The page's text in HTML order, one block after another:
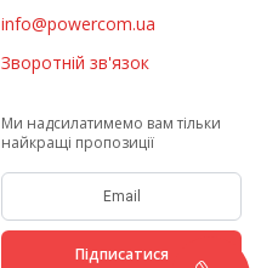
info@powercom.ua
Зворотній зв'язок
Ми надсилатимемо вам тільки
найкращі пропозиції
Підписатися